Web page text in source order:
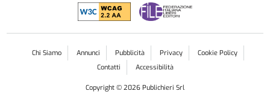
Chi Siamo Annunci Pubblicità Privacy
Cookie Policy
Contatti
Accessibilità
Copyright © 2026 Publichieri Srl